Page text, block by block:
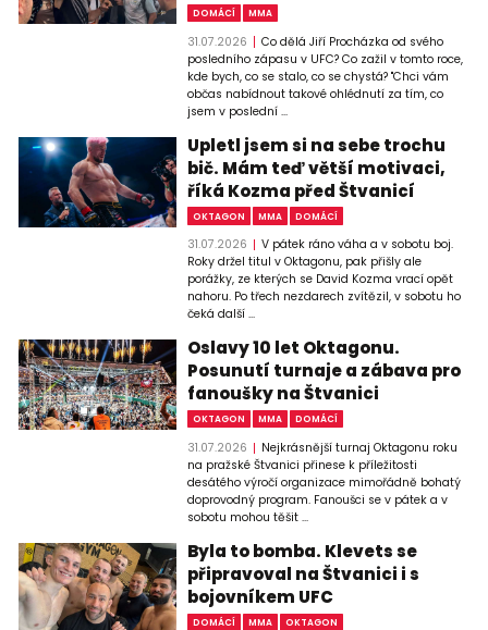
DOMÁCÍ MMA
31.07.2026
Co dělá Jiří Procházka od svého
posledního zápasu v UFC? Co zažil v tomto roce,
kde bych, co se stalo, co se chystá? "Chci vám
občas nabídnout takové ohlédnutí za tím, co
jsem v poslední ...
Upletl jsem si na sebe trochu
bič. Mám teď větší motivaci,
říká Kozma před Štvanicí
OKTAGON MMA DOMÁCÍ
31.07.2026
V pátek ráno váha a v sobotu boj.
Roky držel titul v Oktagonu, pak přišly ale
porážky, ze kterých se David Kozma vrací opět
nahoru. Po třech nezdarech zvítězil, v sobotu ho
čeká další ...
Oslavy 10 let Oktagonu.
Posunutí turnaje a zábava pro
fanoušky na Štvanici
OKTAGON MMA DOMÁCÍ
31.07.2026
Nejkrásnější turnaj Oktagonu roku
na pražské Štvanici přinese k příležitosti
desátého výročí organizace mimořádně bohatý
doprovodný program. Fanoušci se v pátek a v
sobotu mohou těšit ...
Byla to bomba. Klevets se
připravoval na Štvanici i s
bojovníkem UFC
DOMÁCÍ MMA OKTAGON